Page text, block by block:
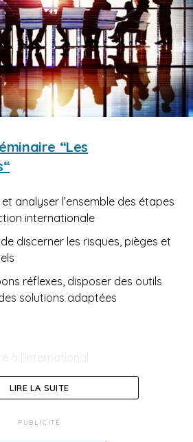
“Les
analyser l’ensemble des étapes
internationale
discerner les risques, pièges et
réflexes, disposer des outils
solutions adaptées
à l’international
LIRE LA SUITE
PUBLICITÉ